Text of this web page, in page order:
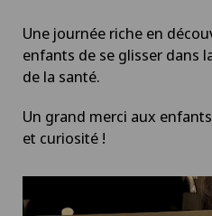
Une journée riche en
enfants de se glisser dans
de la santé.
Un grand merci aux
et curiosité !